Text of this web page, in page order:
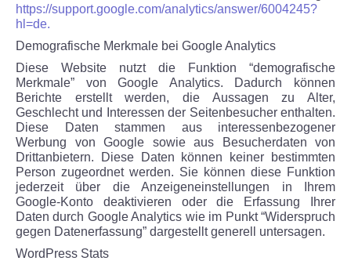
https://support.google.com/analytics/answer/6004245?
hl=de.
Demografische Merkmale bei Google Analytics
Diese Website nutzt die Funktion “demografische
Merkmale” von Google Analytics. Dadurch können
Berichte erstellt werden, die Aussagen zu Alter,
Geschlecht und Interessen der Seitenbesucher enthalten.
Diese Daten stammen aus interessenbezogener
Werbung von Google sowie aus Besucherdaten von
Drittanbietern. Diese Daten können keiner bestimmten
Person zugeordnet werden. Sie können diese Funktion
jederzeit über die Anzeigeneinstellungen in Ihrem
Google-Konto deaktivieren oder die Erfassung Ihrer
Daten durch Google Analytics wie im Punkt “Widerspruch
gegen Datenerfassung” dargestellt generell untersagen.
WordPress Stats